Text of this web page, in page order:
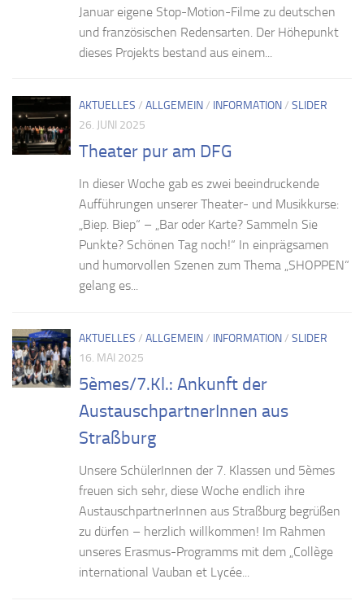
Januar eigene Stop-Motion-Filme zu deutschen
und französischen Redensarten. Der Höhepunkt
dieses Projekts bestand aus einem...
AKTUELLES / ALLGEMEIN/ INFORMATION/ SLIDER
26. JUNI 2025
Theater pur am DFG
In dieser Woche gab es zwei beeindruckende
Aufführungen unserer Theater- und Musikkurse:
„Biep. Biep“ – „Bar oder Karte? Sammeln Sie
Punkte? Schönen Tag noch!“ In einprägsamen
und humorvollen Szenen zum Thema „SHOPPEN“
gelang es...
AKTUELLES / ALLGEMEIN/ INFORMATION/ SLIDER
16. MAI 2025
5èmes/7.Kl.: Ankunft der
AustauschpartnerInnen aus
Straßburg
Unsere SchülerInnen der 7. Klassen und 5èmes
freuen sich sehr, diese Woche endlich ihre
AustauschpartnerInnen aus Straßburg begrüßen
zu dürfen – herzlich willkommen! Im Rahmen
unseres Erasmus-Programms mit dem „Collège
international Vauban et Lycée...